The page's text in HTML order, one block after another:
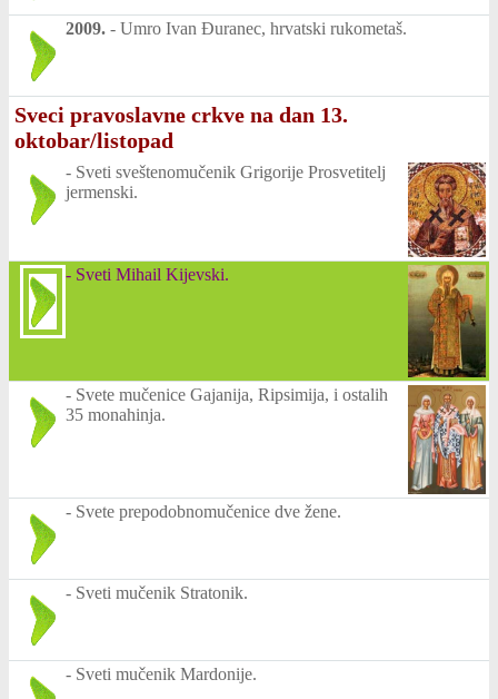
2009. - Umro Ivan Đuranec, hrvatski rukometaš.
Sveci pravoslavne crkve na dan 13.
oktobar/listopad
- Sveti sveštenomučenik Grigorije Prosvetitelj
jermenski.
- Sveti Mihail Kijevski.
- Svete mučenice Gajanija, Ripsimija, i ostalih
35 monahinja.
- Svete prepodobnomučenice dve žene.
- Sveti mučenik Stratonik.
- Sveti mučenik Mardonije.